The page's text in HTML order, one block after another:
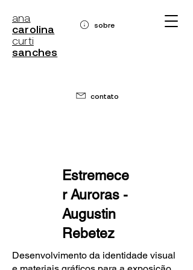
ana
carolina
curti
sanches
sobre
contato
Estremece
r Auroras -
Augustin
Rebetez
Desenvolvimento da identidade visual